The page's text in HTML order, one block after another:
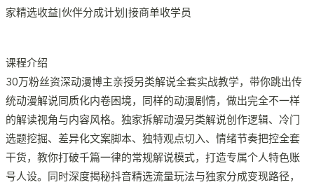
课程介绍
30万粉丝资深动漫博主亲授另类解说全套实战教学，带你跳出传
统动漫解说同质化内卷困境，同样的动漫剧情，做出完全不一样
的解读视角与内容风格。独家拆解动漫另类解说创作逻辑、冷门
选题挖掘、差异化文案脚本、独特观点切入、情绪节奏把控全套
干货，教你打破千篇一律的常规解说模式，打造专属个人特色账
号人设。同时深度揭秘抖音精选流量玩法与独家分成变现路径，